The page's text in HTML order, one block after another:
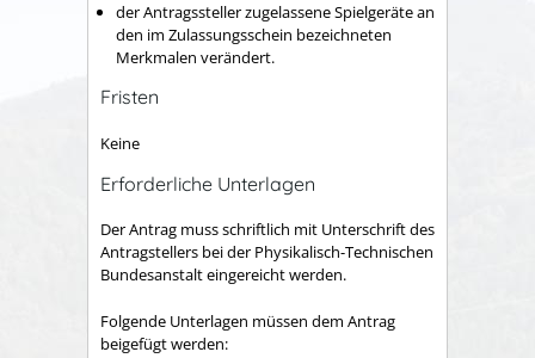
der Antragssteller zugelassene Spielgeräte an
den im Zulassungsschein bezeichneten
Merkmalen verändert.
Fristen
Keine
Erforderliche Unterlagen
Der Antrag muss schriftlich mit Unterschrift des
Antragstellers bei der Physikalisch-Technischen
Bundesanstalt eingereicht werden.
Folgende Unterlagen müssen dem Antrag
beigefügt werden: